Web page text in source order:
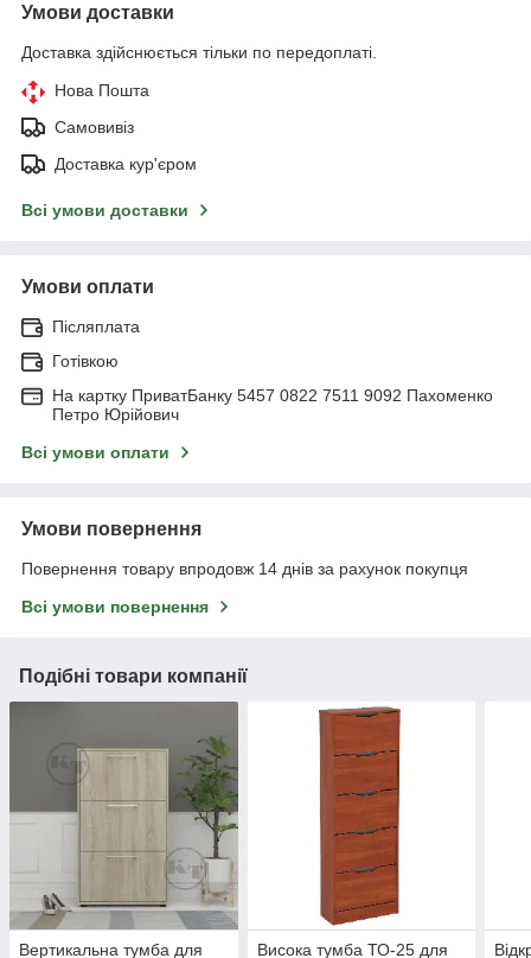
Умови доставки
Доставка здійснюється тільки по передоплаті.
Нова Пошта
Самовивіз
Доставка кур'єром
Всі умови доставки
Умови оплати
Післяплата
Готівкою
На картку ПриватБанку 5457 0822 7511 9092 Пахоменко
Петро Юрійович
Всі умови оплати
Умови повернення
Повернення товару впродовж 14 днів за рахунок покупця
Всі умови повернення
Подібні товари компанії
Вертикальна тумба для
Висока тумба ТО-25 для